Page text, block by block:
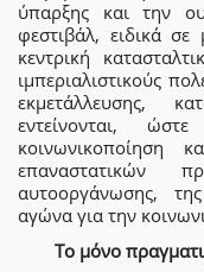
ύπαρξης και την
φεστιβάλ, ειδικά
κεντρική
ιμπεριαλιστικούς
εκμετάλλευσης,
εντείνονται,
κοινωνικοποίηση
επαναστατικών
αυτοοργάνωσης,
αγώνα για την
Το μόνο